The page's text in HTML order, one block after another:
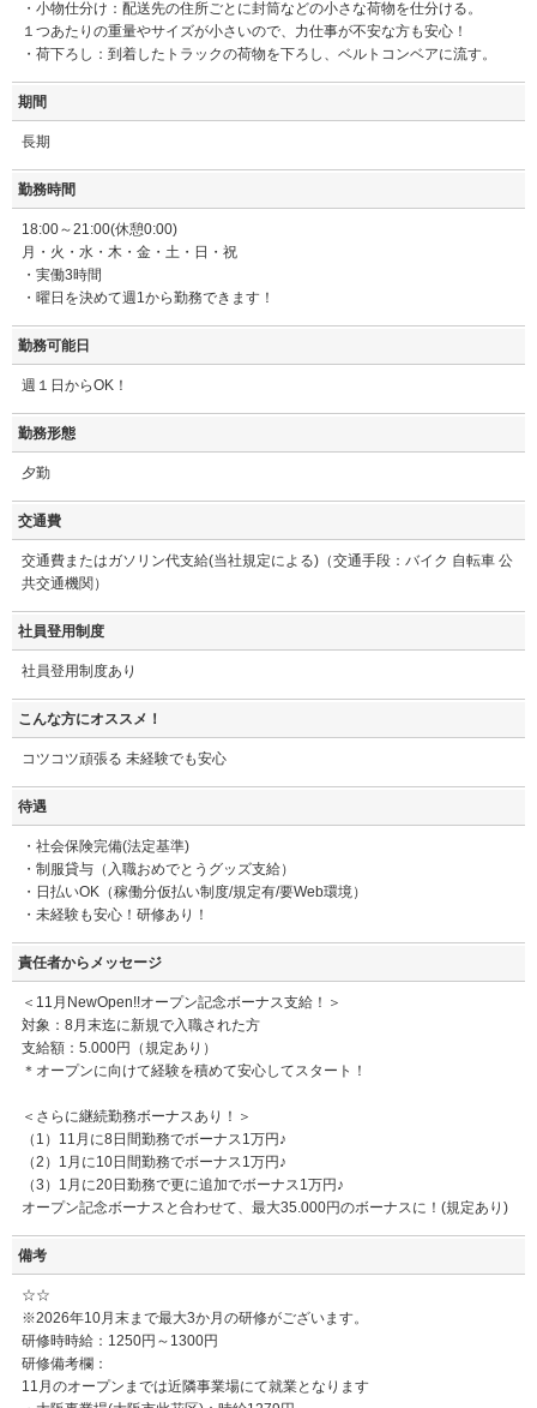
・小物仕分け：配送先の住所ごとに封筒などの小さな荷物を仕分ける。
１つあたりの重量やサイズが小さいので、力仕事が不安な方も安心！
・荷下ろし：到着したトラックの荷物を下ろし、ベルトコンベアに流す。
期間
長期
勤務時間
18:00～21:00(休憩0:00)
月・火・水・木・金・土・日・祝
・実働3時間
・曜日を決めて週1から勤務できます！
勤務可能日
週１日からOK！
勤務形態
夕勤
交通費
交通費またはガソリン代支給(当社規定による)（交通手段：バイク 自転車 公
共交通機関）
社員登用制度
社員登用制度あり
こんな方にオススメ！
コツコツ頑張る 未経験でも安心
待遇
・社会保険完備(法定基準)
・制服貸与（入職おめでとうグッズ支給）
・日払いOK（稼働分仮払い制度/規定有/要Web環境）
・未経験も安心！研修あり！
責任者からメッセージ
＜11月NewOpen!!オープン記念ボーナス支給！＞
対象：8月末迄に新規で入職された方
支給額：5.000円（規定あり）
＊オープンに向けて経験を積めて安心してスタート！
＜さらに継続勤務ボーナスあり！＞
（1）11月に8日間勤務でボーナス1万円♪
（2）1月に10日間勤務でボーナス1万円♪
（3）1月に20日勤務で更に追加でボーナス1万円♪
オープン記念ボーナスと合わせて、最大35.000円のボーナスに！(規定あり)
備考
☆☆
※2026年10月末まで最大3か月の研修がございます。
研修時時給：1250円～1300円
研修備考欄：
11月のオープンまでは近隣事業場にて就業となります